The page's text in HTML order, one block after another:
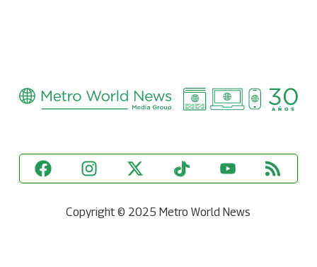
Copyright © 2025 Metro World News